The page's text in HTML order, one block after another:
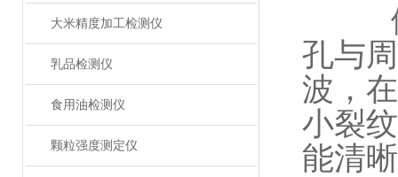
大米精度加工检测仪
乳品检测仪
食用油检测仪
颗粒强度测定仪
例
孔与
波，
小裂
能清